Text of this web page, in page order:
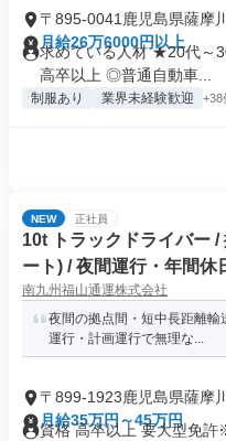
〒895-0041鹿児島県薩摩
月給26万6000円以上
求めている人材 ★20代～
高卒以上 ◎普通自動車...
制服あり 業界未経験歓迎 +38
NEW 正社員
10t トラックドライバー
ート) / 夜間運行・年間休
間幹線便(正社員)
南九州福山通運株式会社
夜間の拠点間・短中長距離
運行・計画運行で無理な...
〒899-1923鹿児島県薩摩
月給35万円～45万円
資格 高卒以上 要大型免